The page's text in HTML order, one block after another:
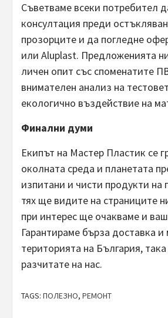
Съветваме всеки потребител
консултация преди
прозорците и да погледне
или Aluplast. Предложенията
личен опит със споменатите
внимателен анализ на
екологично въздействие на
Финални думи
Екипът на Мастер Пластик се
околната среда и планетата
изпитани и чисти продукти на
тях ще видите на страниците
при интерес ще очакваме и
Гарантираме бърза доставка
територията на България,
разчитате на нас.
TAGS: ПОЛЕЗНО, РЕМОНТ